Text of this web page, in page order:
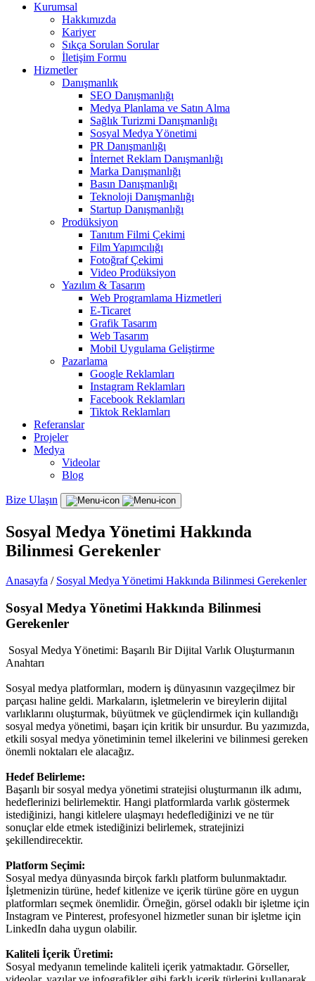
Kurumsal
Hakkımızda
Kariyer
Sıkça Sorulan Sorular
İletişim Formu
Hizmetler
Danışmanlık
SEO Danışmanlığı
Medya Planlama ve Satın Alma
Sağlık Turizmi Danışmanlığı
Sosyal Medya Yönetimi
PR Danışmanlığı
İnternet Reklam Danışmanlığı
Marka Danışmanlığı
Basın Danışmanlığı
Teknoloji Danışmanlığı
Startup Danışmanlığı
Prodüksiyon
Tanıtım Filmi Çekimi
Film Yapımcılığı
Fotoğraf Çekimi
Video Prodüksiyon
Yazılım & Tasarım
Web Programlama Hizmetleri
E-Ticaret
Grafik Tasarım
Web Tasarım
Mobil Uygulama Geliştirme
Pazarlama
Google Reklamları
Instagram Reklamları
Facebook Reklamları
Tiktok Reklamları
Referanslar
Projeler
Medya
Videolar
Blog
Bize Ulaşın
Sosyal Medya Yönetimi Hakkında
Bilinmesi Gerekenler
Anasayfa / Sosyal Medya Yönetimi Hakkında Bilinmesi Gerekenler
Sosyal Medya Yönetimi Hakkında Bilinmesi
Gerekenler
Sosyal Medya Yönetimi: Başarılı Bir Dijital Varlık Oluşturmanın
Anahtarı
Sosyal medya platformları, modern iş dünyasının vazgeçilmez bir
parçası haline geldi. Markaların, işletmelerin ve bireylerin dijital
varlıklarını oluşturmak, büyütmek ve güçlendirmek için kullandığı
sosyal medya yönetimi, başarı için kritik bir unsurdur. Bu yazımızda,
etkili sosyal medya yönetiminin temel ilkelerini ve bilinmesi gereken
önemli noktaları ele alacağız.
Hedef Belirleme:
Başarılı bir sosyal medya yönetimi stratejisi oluşturmanın ilk adımı,
hedeflerinizi belirlemektir. Hangi platformlarda varlık göstermek
istediğinizi, hangi kitlelere ulaşmayı hedeflediğinizi ve ne tür
sonuçlar elde etmek istediğinizi belirlemek, stratejinizi
şekillendirecektir.
Platform Seçimi:
Sosyal medya dünyasında birçok farklı platform bulunmaktadır.
İşletmenizin türüne, hedef kitlenize ve içerik türüne göre en uygun
platformları seçmek önemlidir. Örneğin, görsel odaklı bir işletme için
Instagram ve Pinterest, profesyonel hizmetler sunan bir işletme için
LinkedIn daha uygun olabilir.
Kaliteli İçerik Üretimi:
Sosyal medyanın temelinde kaliteli içerik yatmaktadır. Görseller,